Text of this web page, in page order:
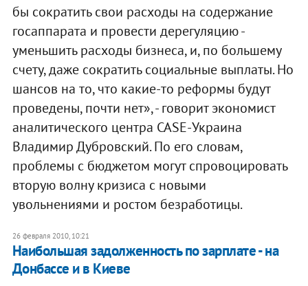
бы сократить свои расходы на содержание
госаппарата и провести дерегуляцию -
уменьшить расходы бизнеса, и, по большему
счету, даже сократить социальные выплаты. Но
шансов на то, что какие-то реформы будут
проведены, почти нет», - говорит экономист
аналитического центра CASE-Украина
Владимир Дубровский. По его словам,
проблемы с бюджетом могут спровоцировать
вторую волну кризиса с новыми
увольнениями и ростом безработицы.
26 февраля 2010, 10:21
Наибольшая задолженность по зарплате - на
Донбассе и в Киеве